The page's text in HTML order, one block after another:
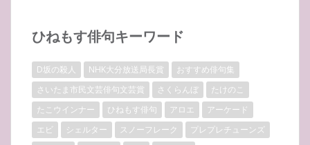
ひねもす俳句キーワード
D坂の殺人 NHK大分放送局長賞
おすすめ俳句集
さいたま市民文芸俳句文芸賞
さくらんぼ
たけのこ
たこウインナー
ひねもす俳句 アロエ
アーケード
エビ
シェルター スノーフレーク
プレプレチューンズ